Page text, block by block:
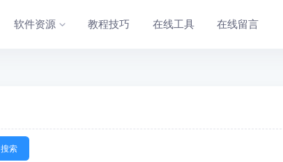
软件资源 教程技巧 在线工具 在线留言
搜索